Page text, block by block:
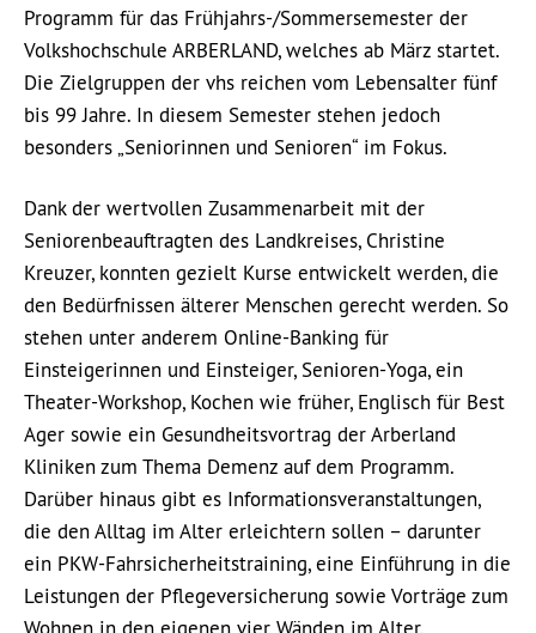
Programm für das Frühjahrs-/Sommersemester der
Volkshochschule ARBERLAND, welches ab März startet.
Die Zielgruppen der vhs reichen vom Lebensalter fünf
bis 99 Jahre. In diesem Semester stehen jedoch
besonders „Seniorinnen und Senioren“ im Fokus.
Dank der wertvollen Zusammenarbeit mit der
Seniorenbeauftragten des Landkreises, Christine
Kreuzer, konnten gezielt Kurse entwickelt werden, die
den Bedürfnissen älterer Menschen gerecht werden. So
stehen unter anderem Online-Banking für
Einsteigerinnen und Einsteiger, Senioren-Yoga, ein
Theater-Workshop, Kochen wie früher, Englisch für Best
Ager sowie ein Gesundheitsvortrag der Arberland
Kliniken zum Thema Demenz auf dem Programm.
Darüber hinaus gibt es Informationsveranstaltungen,
die den Alltag im Alter erleichtern sollen – darunter
ein PKW-Fahrsicherheitstraining, eine Einführung in die
Leistungen der Pflegeversicherung sowie Vorträge zum